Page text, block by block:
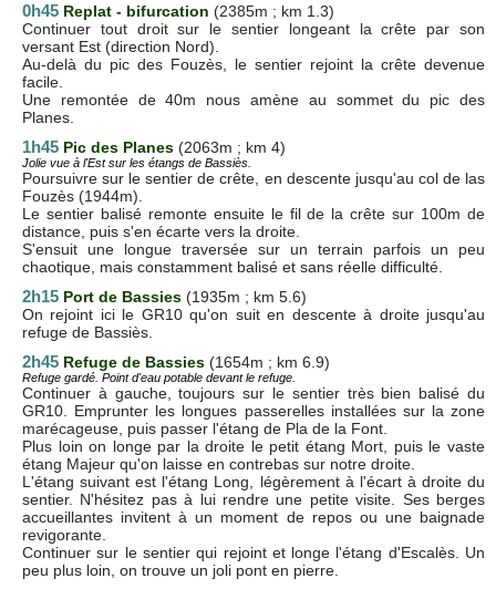
0h45 Replat - bifurcation (2385m ; km 1.3)
Continuer tout droit sur le sentier longeant la crête par son
versant Est (direction Nord).
Au-delà du pic des Fouzès, le sentier rejoint la crête devenue
facile.
Une remontée de 40m nous amène au sommet du pic des
Planes.
1h45 Pic des Planes (2063m ; km 4)
Jolie vue à l'Est sur les étangs de Bassiès.
Poursuivre sur le sentier de crête, en descente jusqu'au col de las
Fouzès (1944m).
Le sentier balisé remonte ensuite le fil de la crête sur 100m de
distance, puis s'en écarte vers la droite.
S'ensuit une longue traversée sur un terrain parfois un peu
chaotique, mais constamment balisé et sans réelle difficulté.
2h15 Port de Bassies (1935m ; km 5.6)
On rejoint ici le GR10 qu'on suit en descente à droite jusqu'au
refuge de Bassiès.
2h45 Refuge de Bassies (1654m ; km 6.9)
Refuge gardé. Point d'eau potable devant le refuge.
Continuer à gauche, toujours sur le sentier très bien balisé du
GR10. Emprunter les longues passerelles installées sur la zone
marécageuse, puis passer l'étang de Pla de la Font.
Plus loin on longe par la droite le petit étang Mort, puis le vaste
étang Majeur qu'on laisse en contrebas sur notre droite.
L'étang suivant est l'étang Long, légèrement à l'écart à droite du
sentier. N'hésitez pas à lui rendre une petite visite. Ses berges
accueillantes invitent à un moment de repos ou une baignade
revigorante.
Continuer sur le sentier qui rejoint et longe l'étang d'Escalès. Un
peu plus loin, on trouve un joli pont en pierre.